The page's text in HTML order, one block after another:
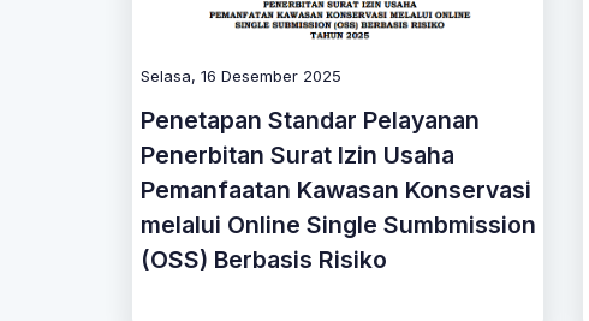
Selasa, 16 Desember 2025
Penetapan Standar Pelayanan
Penerbitan Surat Izin Usaha
Pemanfaatan Kawasan Konservasi
melalui Online Single Sumbmission
(OSS) Berbasis Risiko